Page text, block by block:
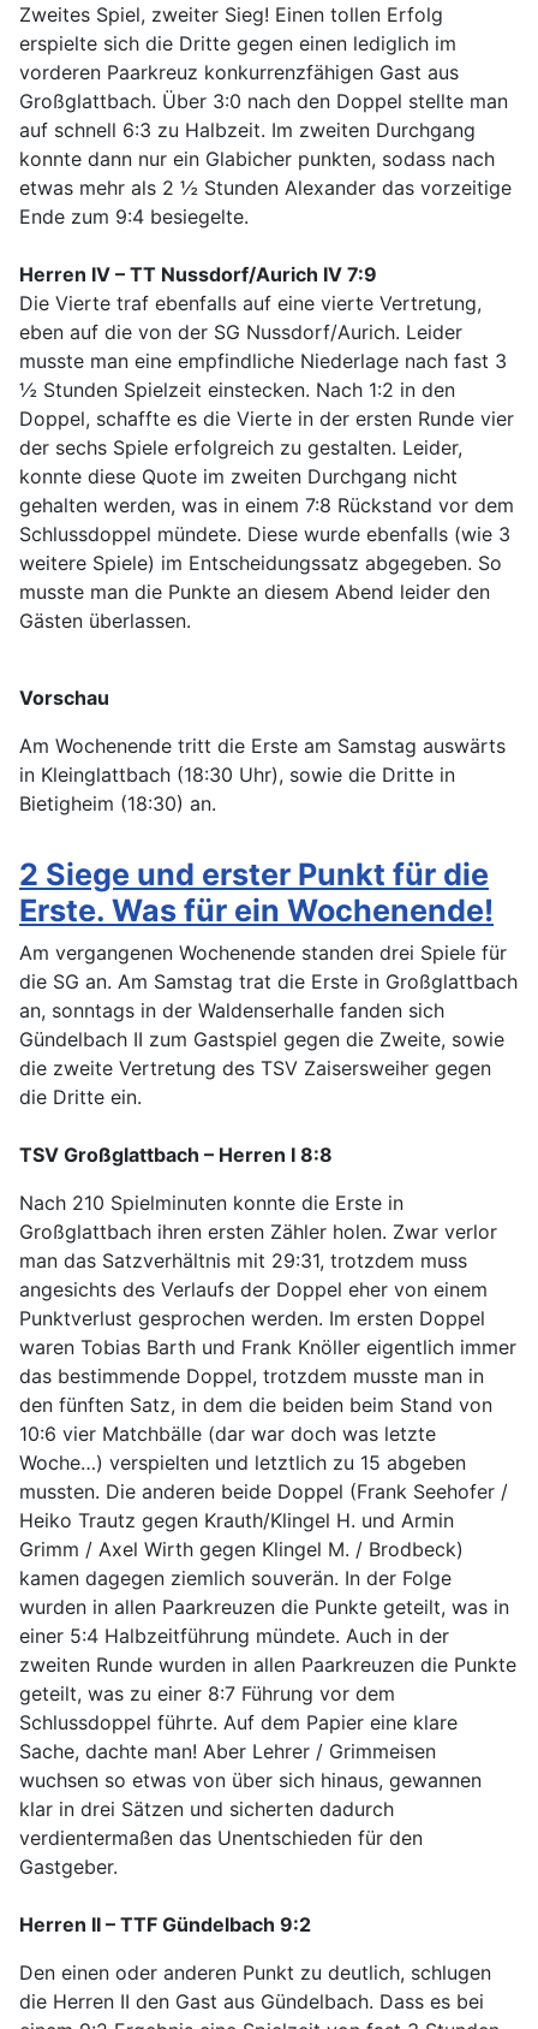
Zweites Spiel, zweiter Sieg! Einen tollen Erfolg
erspielte sich die Dritte gegen einen lediglich im
vorderen Paarkreuz konkurrenzfähigen Gast aus
Großglattbach. Über 3:0 nach den Doppel stellte man
auf schnell 6:3 zu Halbzeit. Im zweiten Durchgang
konnte dann nur ein Glabicher punkten, sodass nach
etwas mehr als 2 ½ Stunden Alexander das vorzeitige
Ende zum 9:4 besiegelte.
Herren IV – TT Nussdorf/Aurich IV 7:9
Die Vierte traf ebenfalls auf eine vierte Vertretung,
eben auf die von der SG Nussdorf/Aurich. Leider
musste man eine empfindliche Niederlage nach fast 3
½ Stunden Spielzeit einstecken. Nach 1:2 in den
Doppel, schaffte es die Vierte in der ersten Runde vier
der sechs Spiele erfolgreich zu gestalten. Leider,
konnte diese Quote im zweiten Durchgang nicht
gehalten werden, was in einem 7:8 Rückstand vor dem
Schlussdoppel mündete. Diese wurde ebenfalls (wie 3
weitere Spiele) im Entscheidungssatz abgegeben. So
musste man die Punkte an diesem Abend leider den
Gästen überlassen.
Vorschau
Am Wochenende tritt die Erste am Samstag auswärts
in Kleinglattbach (18:30 Uhr), sowie die Dritte in
Bietigheim (18:30) an.
2 Siege und erster Punkt für die
Erste. Was für ein Wochenende!
Am vergangenen Wochenende standen drei Spiele für
die SG an. Am Samstag trat die Erste in Großglattbach
an, sonntags in der Waldenserhalle fanden sich
Gündelbach II zum Gastspiel gegen die Zweite, sowie
die zweite Vertretung des TSV Zaisersweiher gegen
die Dritte ein.
TSV Großglattbach – Herren I 8:8
Nach 210 Spielminuten konnte die Erste in
Großglattbach ihren ersten Zähler holen. Zwar verlor
man das Satzverhältnis mit 29:31, trotzdem muss
angesichts des Verlaufs der Doppel eher von einem
Punktverlust gesprochen werden. Im ersten Doppel
waren Tobias Barth und Frank Knöller eigentlich immer
das bestimmende Doppel, trotzdem musste man in
den fünften Satz, in dem die beiden beim Stand von
10:6 vier Matchbälle (dar war doch was letzte
Woche…) verspielten und letztlich zu 15 abgeben
mussten. Die anderen beide Doppel (Frank Seehofer /
Heiko Trautz gegen Krauth/Klingel H. und Armin
Grimm / Axel Wirth gegen Klingel M. / Brodbeck)
kamen dagegen ziemlich souverän. In der Folge
wurden in allen Paarkreuzen die Punkte geteilt, was in
einer 5:4 Halbzeitführung mündete. Auch in der
zweiten Runde wurden in allen Paarkreuzen die Punkte
geteilt, was zu einer 8:7 Führung vor dem
Schlussdoppel führte. Auf dem Papier eine klare
Sache, dachte man! Aber Lehrer / Grimmeisen
wuchsen so etwas von über sich hinaus, gewannen
klar in drei Sätzen und sicherten dadurch
verdientermaßen das Unentschieden für den
Gastgeber.
Herren II – TTF Gündelbach 9:2
Den einen oder anderen Punkt zu deutlich, schlugen
die Herren II den Gast aus Gündelbach. Dass es bei